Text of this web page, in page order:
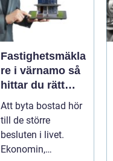
Fastighetsmäkla
re i värnamo så
hittar du rätt
partner för din
bostadsaffär
Att byta bostad hör
till de större
besluten i livet.
Ekonomin,